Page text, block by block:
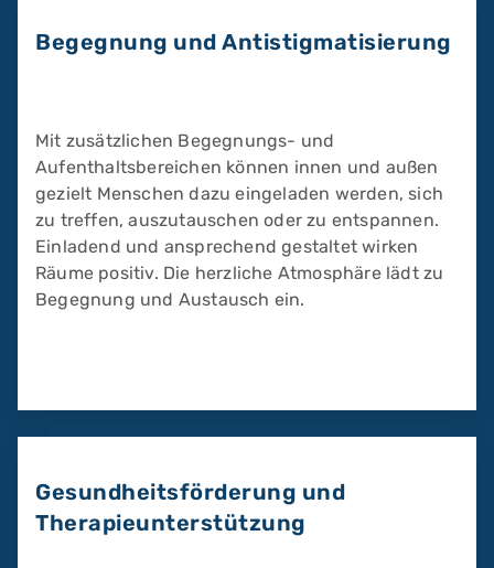
Begegnung und Antistigmatisierung
Mit zusätzlichen Begegnungs- und
Aufenthaltsbereichen können innen und außen
gezielt Menschen dazu eingeladen werden, sich
zu treffen, auszutauschen oder zu entspannen.
Einladend und ansprechend gestaltet wirken
Räume positiv. Die herzliche Atmosphäre lädt zu
Begegnung und Austausch ein.
Gesundheitsförderung und
Therapieunterstützung